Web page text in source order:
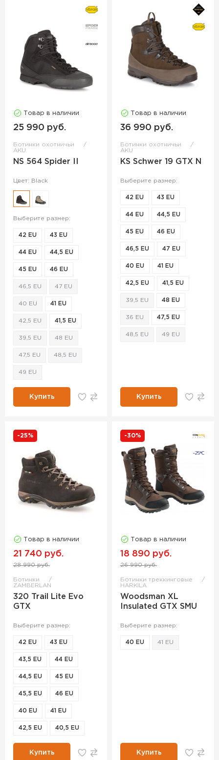
Товар в наличии
25 990 руб.
Ботинки охотничьи
AKU
NS 564 Spider II
Цвет: Black
Выберите размер:
42 EU 43 EU
44 EU 44,5 EU
45 EU 46 EU
46,5 EU 47 EU
40 EU 41 EU
42,5 EU 41,5 EU
39,5 EU 48 EU
47,5 EU 48,5 EU
49 EU
Купить
Товар в наличии
36 990 руб.
Ботинки охотничьи
AKU
KS Schwer 19 GTX N
Выберите размер:
42 EU 43 EU
44 EU 44,5 EU
45 EU 46 EU
46,5 EU 47 EU
40 EU 41 EU
42,5 EU 41,5 EU
39,5 EU 48 EU
36 EU 47,5 EU
48,5 EU 49 EU
Купить
-25%
Товар в наличии
21 740 руб.
28 990 руб.
Ботинки
ZAMBERLAN
320 Trail Lite Evo
GTX
Выберите размер:
42 EU 43 EU
43,5 EU 44 EU
44,5 EU 45 EU
45,5 EU 46 EU
40 EU 41 EU
42,5 EU 40,5 EU
Купить
-30%
Товар в наличии
18 890 руб.
26 990 руб.
Ботинки треккинговые
HARKILA
Woodsman XL
Insulated GTX SMU
Выберите размер:
40 EU 41 EU
Купить